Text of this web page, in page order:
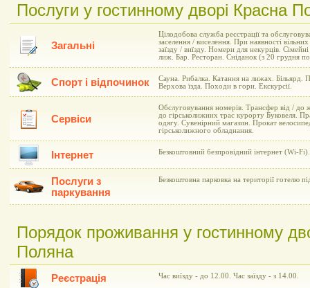
Послуги у гостинному дворі Красна
Загальні
Цілодобова служба реєстрації та
заселення / виселення. При наявності
заїзду / виїзду. Номери для некурців.
лиж. Бар. Ресторан. Сніданок (з 20 грудня
Спорт і відпочинок
Сауна. Рибалка. Катання на лижах. Більярд.
Верхова їзда. Походи в гори. Екскурсії.
Сервіси
Обслуговування номерів. Трансфер від / до
до гірськолижних трас курорту Буковеля.
одягу. Сувенірний магазин. Прокат
гірськолижного обладнання.
Інтернет Безкоштовний безпровідний інтернет (Wi-Fi).
Послуги з
паркування
Безкоштовна парковка на території готелю
Порядок проживання у гостинному
Поляна
Реєстрація Час виїзду - до 12.00. Час заїзду - з 14.00.